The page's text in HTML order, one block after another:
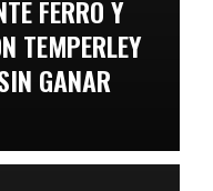
FERRO Y
TEMPERLEY
GANAR